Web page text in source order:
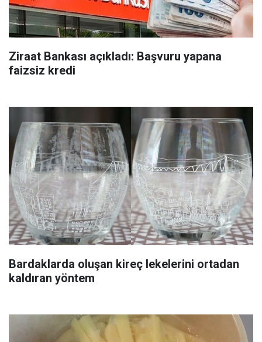
Ziraat Bankası açıkladı: Başvuru yapana
faizsiz kredi
Bardaklarda oluşan kireç lekelerini ortadan
kaldıran yöntem